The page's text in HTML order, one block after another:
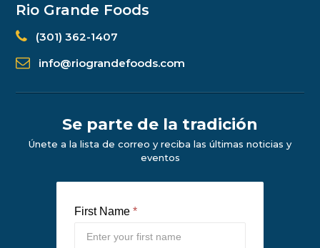
Rio Grande Foods
(301) 362-1407
info@riograndefoods.com
Se parte de la tradición
Únete a la lista de correo y reciba las últimas noticias y
eventos